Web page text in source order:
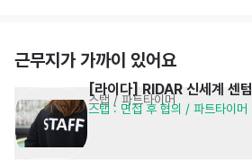
근무지가 가까이 있어요
[라이다] RIDAR 신세계 센
스탭 / 파트타이머
스탭 : 면접 후 협의 / 파트타이